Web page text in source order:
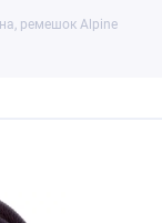
ремешок Alpine